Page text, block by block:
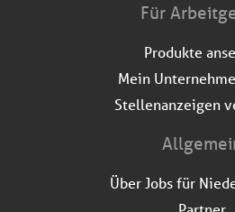
Für
Produkte
Mein
Stellenanzeigen
Über Jobs für